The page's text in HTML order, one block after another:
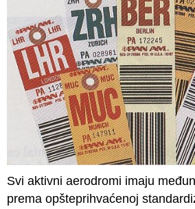
Svi aktivni aerodromi imaju
prema opšteprihvaćenoj